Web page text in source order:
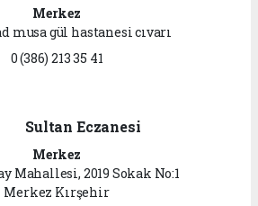
Merkez
musa gül hastanesi cıvarı
0 (386) 213 35 41
Sultan Eczanesi
Merkez
Mahallesi, 2019 Sokak No:1
Merkez Kırşehir